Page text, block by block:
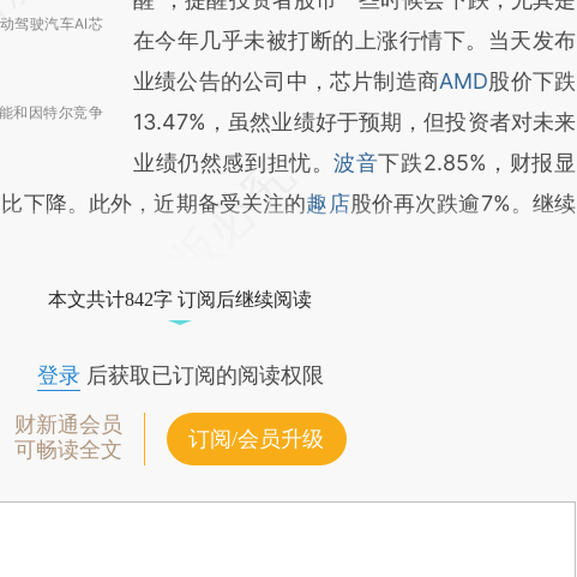
驾驶汽车AI芯
和因特尔竞争
在今年几乎未被打断的上涨行情下。当天发布
业绩公告的公司中，芯片制造商AMD股价下跌
13.47%，虽然业绩好于预期，但投资者对未来
业绩仍然感到担忧。波音下跌2.85%，财报显
下降。此外，近期备受关注的趣店股价再次跌逾7%。继续
本文共计842字 订阅后继续阅读
登录后获取已订阅的阅读权限
财新通会员
可畅读全文
订阅/会员升级